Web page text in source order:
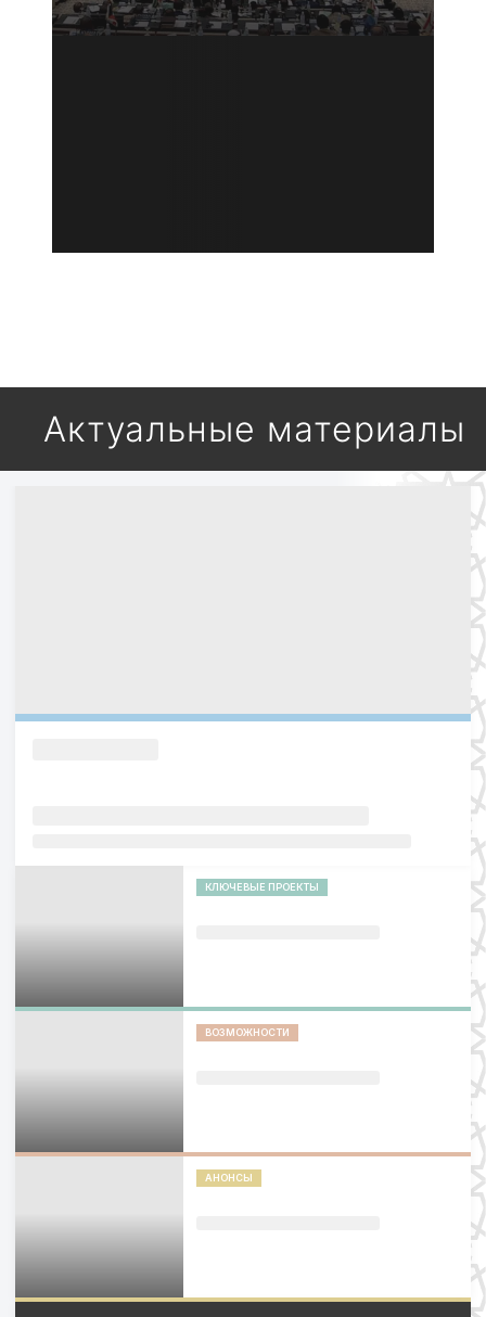
Актуальные материалы
КЛЮЧЕВЫЕ ПРОЕКТЫ
ВОЗМОЖНОСТИ
АНОНСЫ